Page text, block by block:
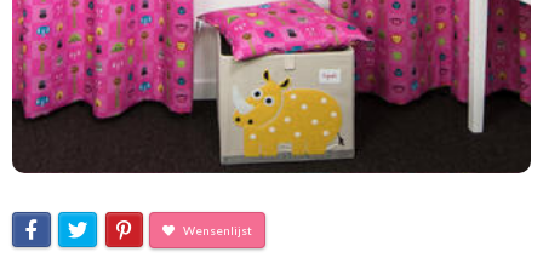
Wensenlijst